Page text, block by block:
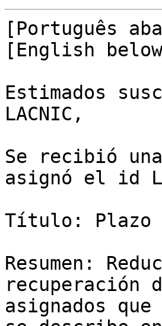
﻿[Português
[English
Estimados
LACNIC,
Se recibió
asignó el id
Título: Plazo
Resumen:
recuperación
asignados